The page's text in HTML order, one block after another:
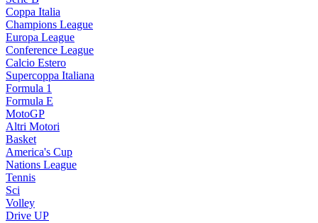
Coppa Italia
Champions League
Europa League
Conference League
Calcio Estero
Supercoppa Italiana
Formula 1
Formula E
MotoGP
Altri Motori
Basket
America's Cup
Nations League
Tennis
Sci
Volley
Drive UP